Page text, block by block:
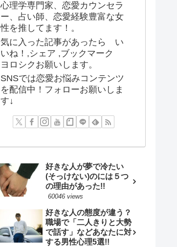
心理学専門家、恋愛カウンセラ
ー、占い師、恋愛経験豊富な女
性を推してます！。
気に入った記事があったら い
いね！,シェア ,ブックマーク
ヨロシクお願いします。
SNSでは恋愛お悩みコンテンツ
を配信中！フォローお願いしま
す↓
好きな人が夢で冷たい
(そっけない)のには５つ
の理由があった!!
60046 views
好きな人の態度が違う？
職場で「二人きりと大勢
で話す」などあなたに対
する男性心理5選!!